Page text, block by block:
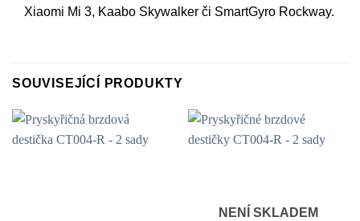
Xiaomi Mi 3, Kaabo Skywalker či SmartGyro Rockway.
SOUVISEJÍCÍ PRODUKTY
NENÍ SKLADEM